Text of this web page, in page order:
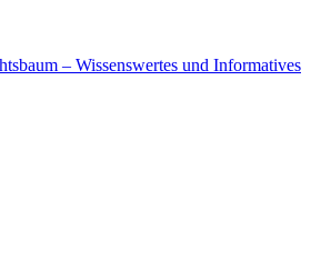
– Wissenswertes und Informatives